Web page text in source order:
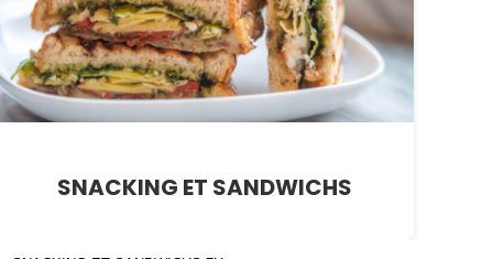
SNACKING ET SANDWICHS